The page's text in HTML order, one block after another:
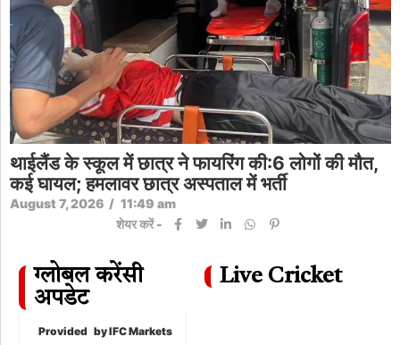
थाईलैंड के स्कूल में छात्र ने फायरिंग की:6 लोगों की मौत,
कई घायल; हमलावर छात्र अस्पताल में भर्ती
August 7, 2026 / 11:49 am
शेयर करें -
ग्लोबल करेंसी
अपडेट
Provided by IFC Markets
Live Cricket